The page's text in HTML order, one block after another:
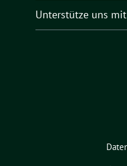
Unterstütze uns